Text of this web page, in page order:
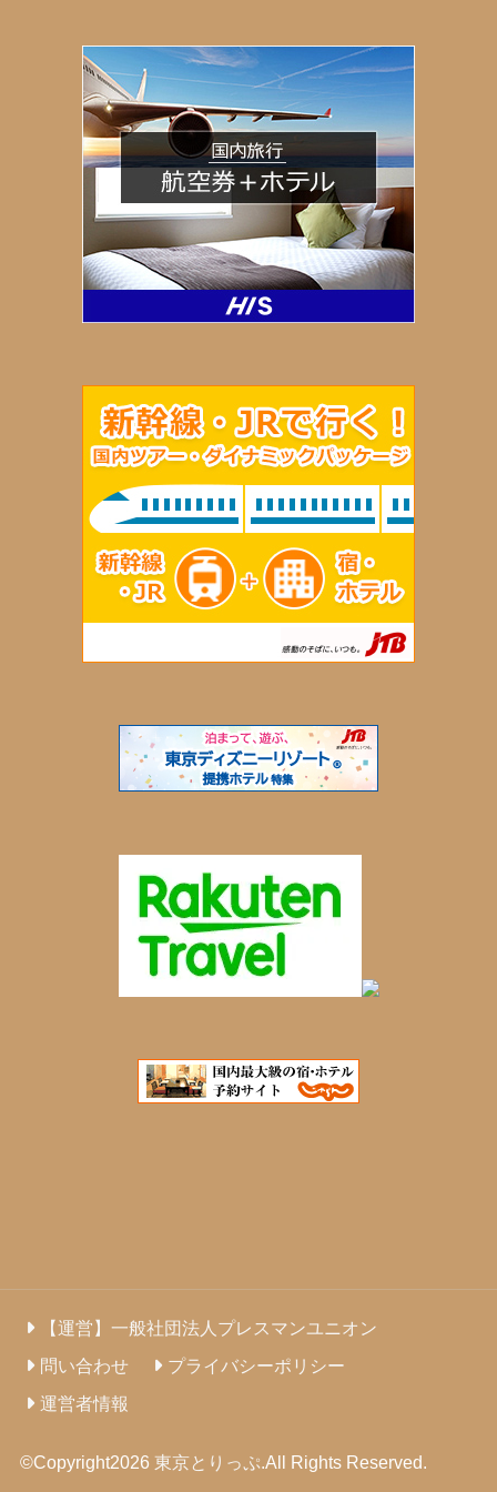
【運営】一般社団法人プレスマンユニオン
問い合わせ
プライバシーポリシー
運営者情報
©Copyright2026 東京とりっぷ.All Rights Reserved.